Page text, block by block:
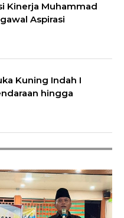
Kinerja Muhammad
Aspirasi
Kuning Indah I
hingga